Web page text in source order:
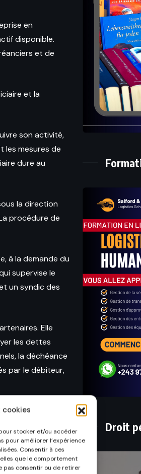
cookies
stocker et/ou accéder
pour améliorer l’expérience
Consentir à ces
que le comportement
pas consentir ou de retirer
en
disponible.
et de
et la
son activité,
les mesures de
dure au
la direction
procédure de
à la demande du
supervise le
un syndic des
Elle
les dettes
la déchéance
par le débiteur,
la clôture de la
de
en actions.
entre les
Droit